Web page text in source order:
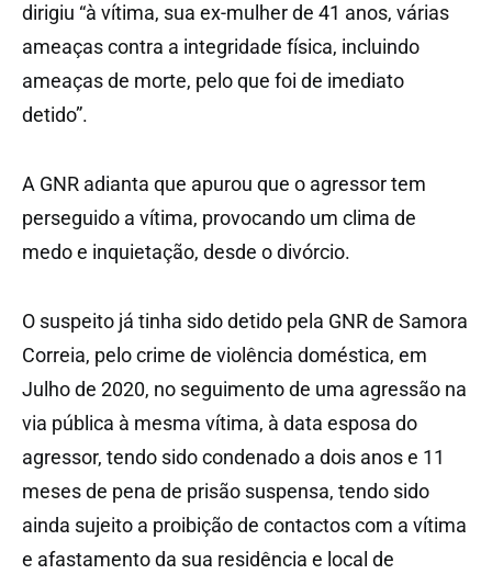
dirigiu “à vítima, sua ex-mulher de 41 anos, várias
ameaças contra a integridade física, incluindo
ameaças de morte, pelo que foi de imediato
detido”.
A GNR adianta que apurou que o agressor tem
perseguido a vítima, provocando um clima de
medo e inquietação, desde o divórcio.
O suspeito já tinha sido detido pela GNR de Samora
Correia, pelo crime de violência doméstica, em
Julho de 2020, no seguimento de uma agressão na
via pública à mesma vítima, à data esposa do
agressor, tendo sido condenado a dois anos e 11
meses de pena de prisão suspensa, tendo sido
ainda sujeito a proibição de contactos com a vítima
e afastamento da sua residência e local de